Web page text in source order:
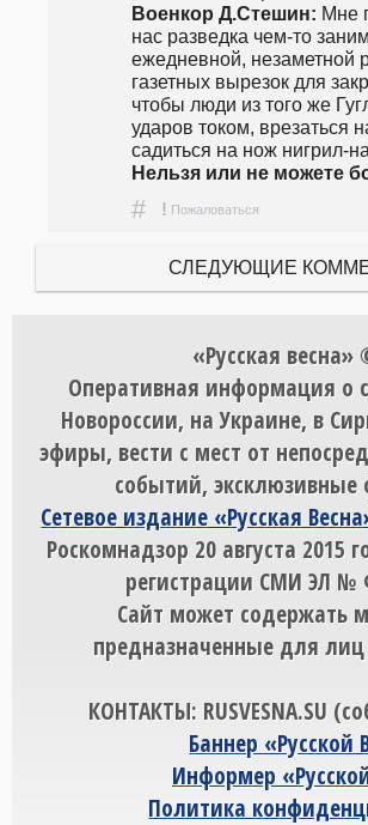
Военкор Д.Стешин: Мне
нас разведка чем-то
ежедневной, незаметной
газетных вырезок для
чтобы люди из того же
ударов током, врезаться
Нельзя или не можете
# ! Пожаловаться
СЛЕДУЮЩИЕ
«Русская весна»
Оперативная информация о
Новороссии, на Украине, в
эфиры, вести с мест от
событий, эксклюзивные
Сетевое издание «Русская
Роскомнадзор 20 августа 2015
регистрации СМИ ЭЛ №
Сайт может содержать
предназначенные для
КОНТАКТЫ: RUSVESNA.SU
Баннер «Русской
Информер
Политика